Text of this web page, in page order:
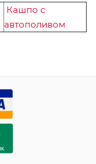
Кашпо с
автополивом